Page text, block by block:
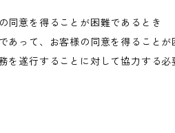
同意を得ることが困難であるとき
あって、お客様の同意を得ることが
遂行することに対して協力する必